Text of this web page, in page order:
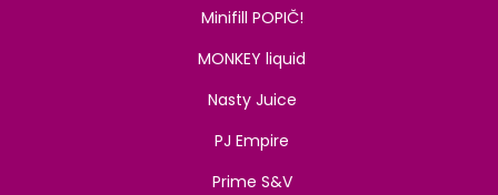
Minifill POPIČ!
MONKEY liquid
Nasty Juice
PJ Empire
Prime S&V